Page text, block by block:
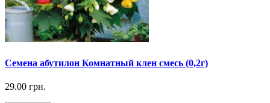
Семена абутилон Комнатный клен смесь (0,2г)
29.00 грн.